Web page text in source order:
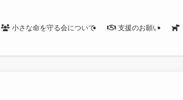
小さな命を守る会について 支援のお願い